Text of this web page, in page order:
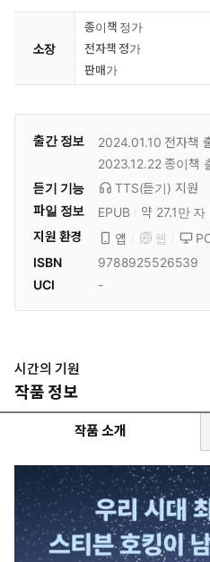
소장
종이책 정가
전자책 정가
판매가
출간 정보 2024.01.10 전자책
2023.12.22 종이책
듣기 기능
TTS(듣기) 지원
파일 정보
EPUB 약 27.1만 자
지원 환경
앱 웹
ISBN
9788925526539
UCI
-
시간의 기원
작품 정보
작품 소개